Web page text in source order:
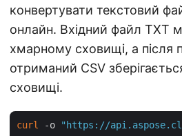
конвертувати текстовий
онлайн. Вхідний файл TXT
хмарному сховищі, а після
отриманий CSV
сховищі.
curl -o
"https://